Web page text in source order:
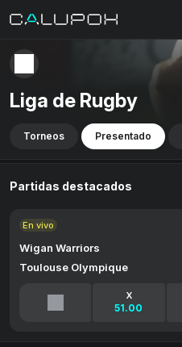
Liga de Rugby
Torneos Presentado
Partidas destacados
En vivo
Wigan Warriors
Toulouse Olympique
X
51.00